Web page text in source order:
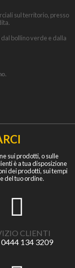
sul territorio, presso
bollino verde e dalla
sui prodotti, o sulle
è a tua disposizione
dei prodotti, sui tempi
del tuo ordine.
CLIENTI
134 3209